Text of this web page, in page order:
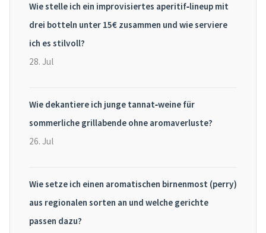
Wie stelle ich ein improvisiertes aperitif‑lineup mit
drei botteln unter 15€ zusammen und wie serviere
ich es stilvoll?
28. Jul
Wie dekantiere ich junge tannat‑weine für
sommerliche grillabende ohne aromaverluste?
26. Jul
Wie setze ich einen aromatischen birnenmost (perry)
aus regionalen sorten an und welche gerichte
passen dazu?